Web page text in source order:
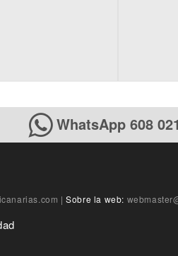
WhatsApp 608
| Sobre la web: